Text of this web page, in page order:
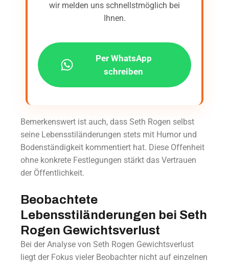
wir melden uns schnellstmöglich bei
Ihnen.
Per WhatsApp
schreiben
Bemerkenswert ist auch, dass Seth Rogen selbst
seine Lebensstiländerungen stets mit Humor und
Bodenständigkeit kommentiert hat. Diese Offenheit
ohne konkrete Festlegungen stärkt das Vertrauen
der Öffentlichkeit.
Beobachtete
Lebensstiländerungen bei Seth
Rogen Gewichtsverlust
Bei der Analyse von Seth Rogen Gewichtsverlust
liegt der Fokus vieler Beobachter nicht auf einzelnen